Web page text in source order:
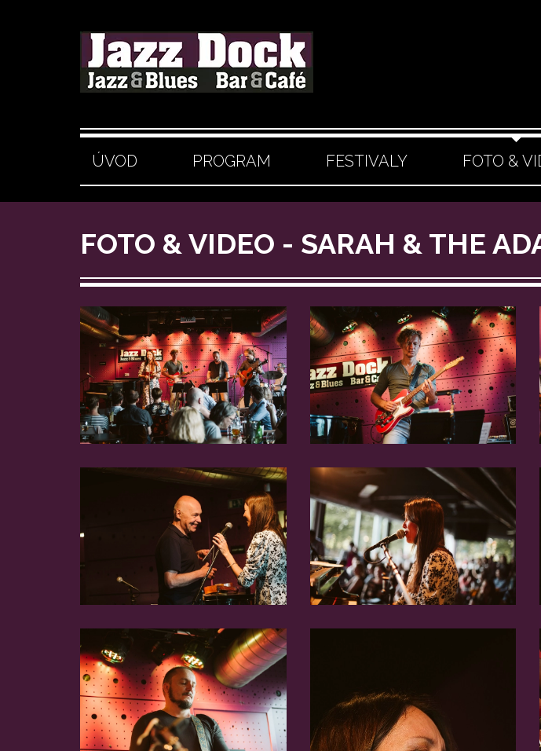
ÚVOD PROGRAM FESTIVALY FOTO &
FOTO & VIDEO - SARAH & THE